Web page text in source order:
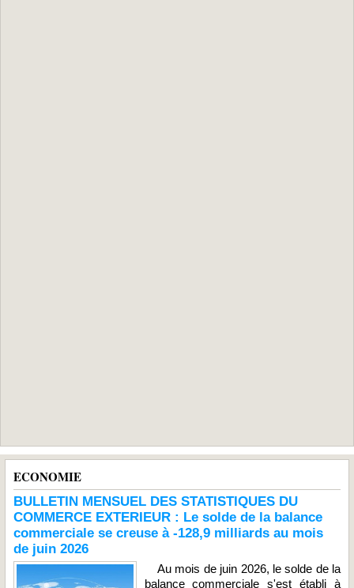
ECONOMIE
BULLETIN MENSUEL DES STATISTIQUES DU
COMMERCE EXTERIEUR : Le solde de la balance
commerciale se creuse à -128,9 milliards au mois
de juin 2026
Au mois de juin 2026, le solde de la
balance commerciale s'est établi à